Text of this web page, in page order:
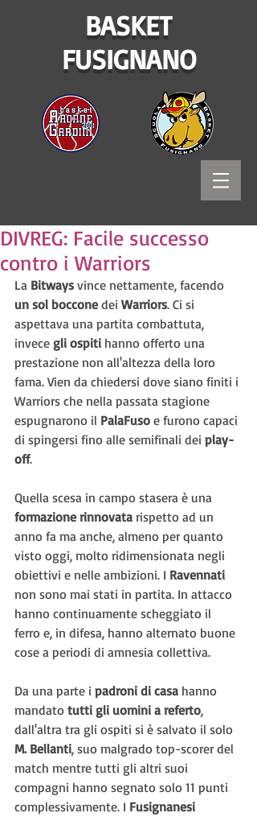
BASKET
FUSIGNANO
DIVREG: Facile successo
contro i Warriors
La Bitways vince nettamente, facendo
un sol boccone dei Warriors. Ci si
aspettava una partita combattuta,
invece gli ospiti hanno offerto una
prestazione non all'altezza della loro
fama. Vien da chiedersi dove siano finiti i
Warriors che nella passata stagione
espugnarono il PalaFuso e furono capaci
di spingersi fino alle semifinali dei play-
off.
Quella scesa in campo stasera è una
formazione rinnovata rispetto ad un
anno fa ma anche, almeno per quanto
visto oggi, molto ridimensionata negli
obiettivi e nelle ambizioni. I Ravennati
non sono mai stati in partita. In attacco
hanno continuamente scheggiato il
ferro e, in difesa, hanno alternato buone
cose a periodi di amnesia collettiva.
Da una parte i padroni di casa hanno
mandato tutti gli uomini a referto,
dall'altra tra gli ospiti si è salvato il solo
M. Bellanti, suo malgrado top-scorer del
match mentre tutti gli altri suoi
compagni hanno segnato solo 11 punti
complessivamente. I Fusignanesi